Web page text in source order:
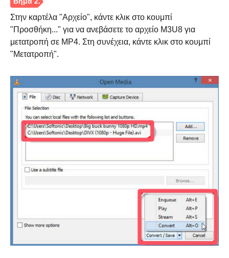
Βήμα 1.
Βήμα 2.
Στην καρτέλα "Αρχείο", κάντε κλικ στο κουμπί
"Προσθήκη..." για να ανεβάσετε το αρχείο M3U8 για
μετατροπή σε MP4. Στη συνέχεια, κάντε κλικ στο κουμπί
"Μετατροπή".